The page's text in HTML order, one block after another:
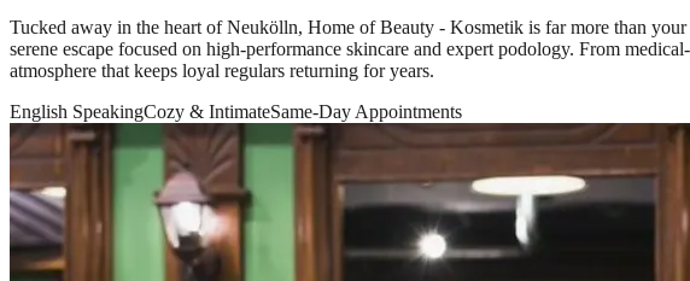
Tucked away in the heart of Neukölln, Home of Beauty - Kosmetik is far more than
serene escape focused on high-performance skincare and expert podology. From
atmosphere that keeps loyal regulars returning for years.
English SpeakingCozy & IntimateSame-Day Appointments